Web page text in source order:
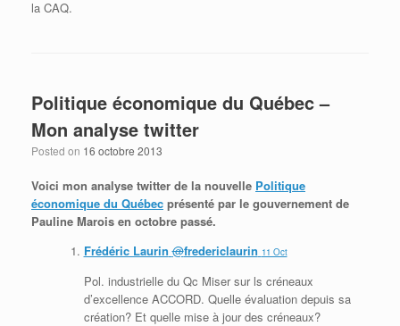
la CAQ.
Politique économique du Québec –
Mon analyse twitter
Posted on 16 octobre 2013
Voici mon analyse twitter de la nouvelle Politique
économique du Québec présenté par le gouvernement de
Pauline Marois en octobre passé.
Frédéric Laurin ‏@fredericlaurin 11 Oct
Pol. industrielle du Qc Miser sur ls créneaux
d’excellence ACCORD. Quelle évaluation depuis sa
création? Et quelle mise à jour des créneaux?